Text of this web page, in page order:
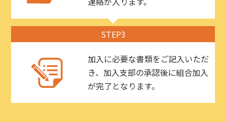
STEP3
加入に必要な書類をご記入いただ
き、加入支部の承認後に組合加入
が完了となります。